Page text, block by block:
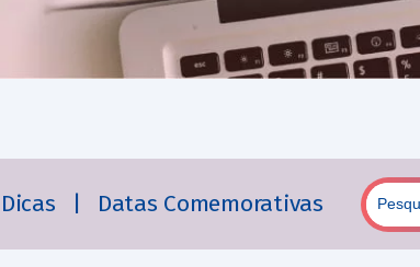
Dicas | Datas Comemorativas